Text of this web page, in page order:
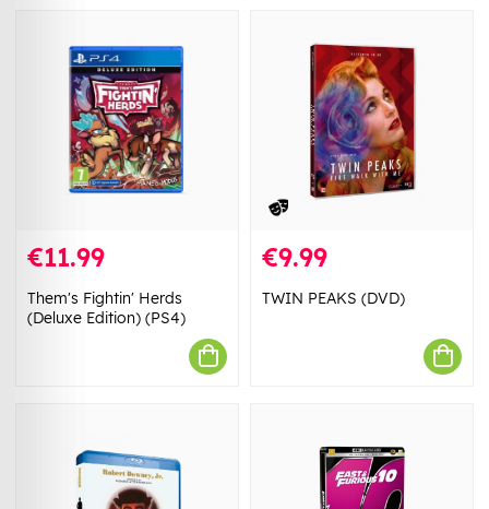
€11.99
Them's Fightin' Herds
(Deluxe Edition) (PS4)
€9.99
TWIN PEAKS (DVD)